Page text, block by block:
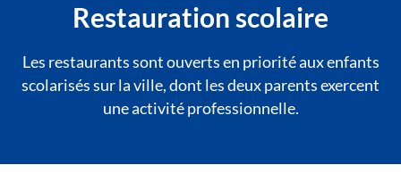
Restauration scolaire
Les restaurants sont ouverts en priorité aux enfants
scolarisés sur la ville, dont les deux parents exercent
une activité professionnelle.